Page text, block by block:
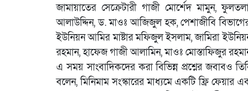
জামায়াতের সেক্রেটারী গাজী মোর্শেদ মামুন,
আলাউদ্দিন, ড. মাওঃ আজিজুল হক, পেশাজীবি
ইউনিয়ন আমির মাষ্টার মফিজুল ইসলাম, জামিরা
রহমান, হাফেজ গাজী আলামিন, মাওঃ মোস্তাফিজুর
এ সময় সাংবাদিকদের করা বিভিন্ন প্রশ্নের জবাবও
বলেন, মিনিমাম সংস্কারের মাধ্যমে একটি ফ্রি ফেয়ার